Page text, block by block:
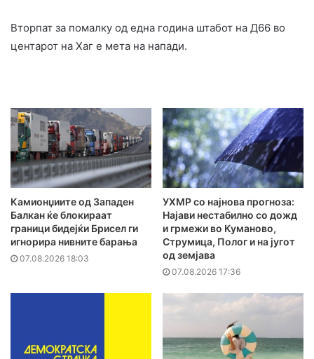
Вторпат за помалку од една година штабот на Д66 во
центарот на Хаг е мета на напади.
Камионџиите од Западен
Балкан ќе блокираат
граници бидејќи Брисел ги
игнорира нивните барања
07.08.2026 18:03
УХМР со најнова прогноза:
Најави нестабилно со дожд
и грмежи во Куманово,
Струмица, Полог и на југот
од земјава
07.08.2026 17:36